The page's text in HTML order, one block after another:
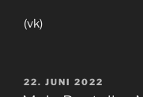
(vk)
VERÖFFENTLICHT
22. JUNI 2022